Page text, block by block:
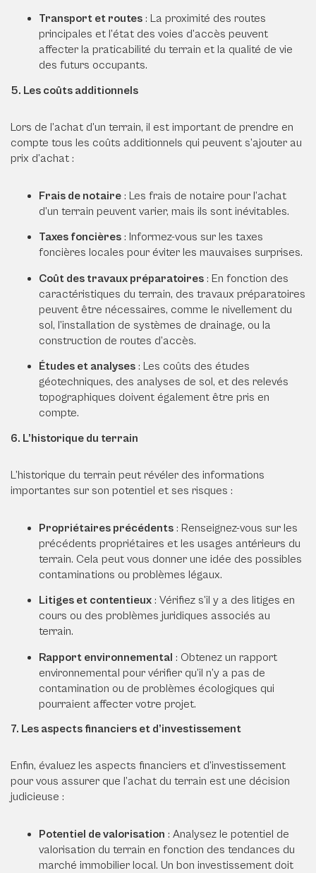
Transport et routes : La proximité des routes
principales et l’état des voies d’accès peuvent
affecter la praticabilité du terrain et la qualité de vie
des futurs occupants.
5. Les coûts additionnels
Lors de l’achat d’un terrain, il est important de prendre en
compte tous les coûts additionnels qui peuvent s’ajouter au
prix d’achat :
Frais de notaire : Les frais de notaire pour l’achat
d’un terrain peuvent varier, mais ils sont inévitables.
Taxes foncières : Informez-vous sur les taxes
foncières locales pour éviter les mauvaises surprises.
Coût des travaux préparatoires : En fonction des
caractéristiques du terrain, des travaux préparatoires
peuvent être nécessaires, comme le nivellement du
sol, l’installation de systèmes de drainage, ou la
construction de routes d’accès.
Études et analyses : Les coûts des études
géotechniques, des analyses de sol, et des relevés
topographiques doivent également être pris en
compte.
6. L’historique du terrain
L’historique du terrain peut révéler des informations
importantes sur son potentiel et ses risques :
Propriétaires précédents : Renseignez-vous sur les
précédents propriétaires et les usages antérieurs du
terrain. Cela peut vous donner une idée des possibles
contaminations ou problèmes légaux.
Litiges et contentieux : Vérifiez s’il y a des litiges en
cours ou des problèmes juridiques associés au
terrain.
Rapport environnemental : Obtenez un rapport
environnemental pour vérifier qu’il n’y a pas de
contamination ou de problèmes écologiques qui
pourraient affecter votre projet.
7. Les aspects financiers et d’investissement
Enfin, évaluez les aspects financiers et d’investissement
pour vous assurer que l’achat du terrain est une décision
judicieuse :
Potentiel de valorisation : Analysez le potentiel de
valorisation du terrain en fonction des tendances du
marché immobilier local. Un bon investissement doit